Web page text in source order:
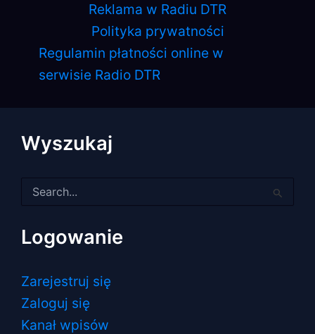
Reklama w Radiu DTR
Polityka prywatności
Regulamin płatności online w
serwisie Radio DTR
Wyszukaj
dla:
Logowanie
Zarejestruj się
Zaloguj się
Kanał wpisów